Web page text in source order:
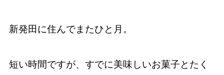
新発田に住んでまたひと月。
短い時間ですが、すでに美味しいお菓子とたく